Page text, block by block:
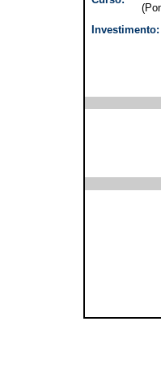
Investimento: